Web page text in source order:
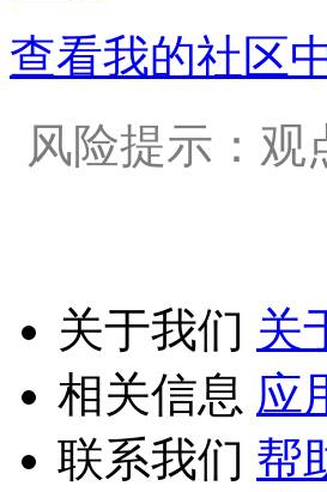
查看我的社区
风险提示：
关于我们 关
相关信息 应
联系我们 帮